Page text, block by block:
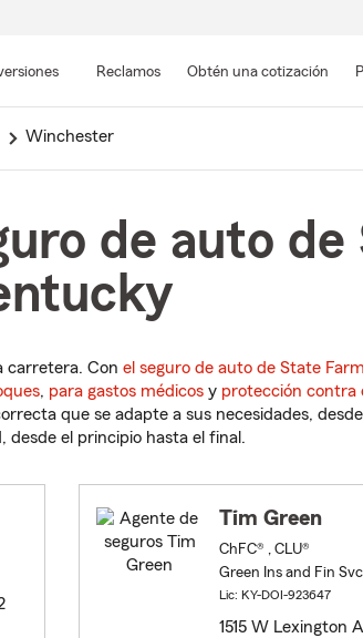
contenido
Reclamos Obtén una cotización
Winchester
de auto
carretera. Con el seguro de auto de State Farm
, para gastos médicos y protección contra
que se adapte a sus necesidades,
el principio hasta el final.
Tim Green
ChFC® , CLU®
Green Ins and Fin
Lic: KY-DOI-923647
1515 W Lexington